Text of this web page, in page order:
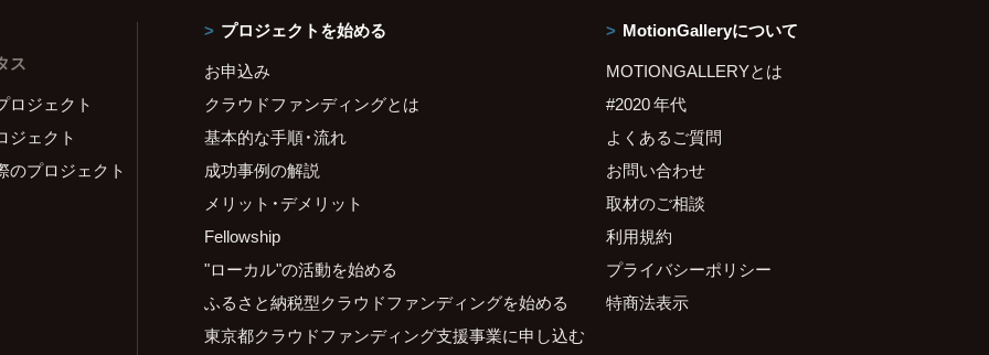
ス
ロジェクト
ジェクト
のプロジェクト
プロジェクトを始める
お申込み
クラウドファンディングとは
基本的な手順・流れ
成功事例の解説
メリット・デメリット
Fellowship
"ローカル"の活動を始める
ふるさと納税型クラウドファンディングを始める
東京都クラウドファンディング支援事業に申し込む
MotionGalleryについて
MOTIONGALLERYとは
#2020 年代
よくあるご質問
お問い合わせ
取材のご相談
利用規約
プライバシーポリシー
特商法表示